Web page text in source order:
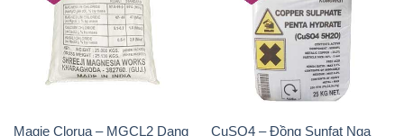
Magie Clorua – MGCL2 Dạng
CuSO4 – Đồng Sunfat Nga